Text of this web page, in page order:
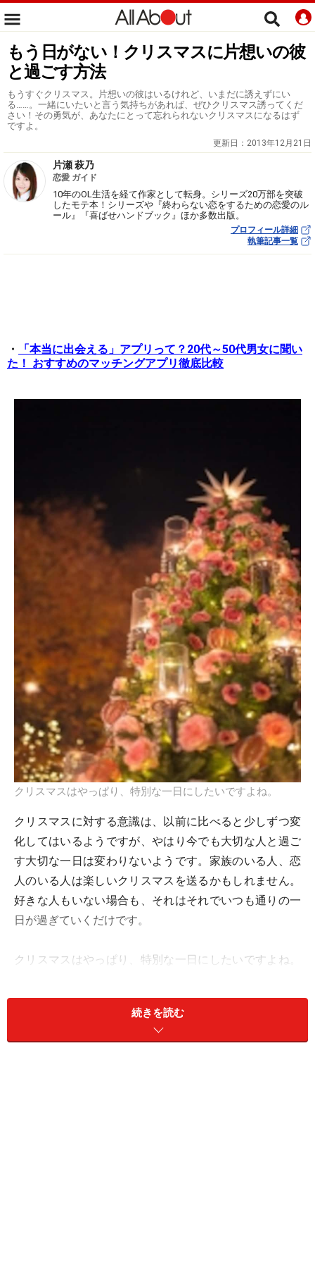
もう日がない！クリスマスに片想いの彼
と過ごす方法
もうすぐクリスマス。片想いの彼はいるけれど、いまだに誘えずにい
る……。一緒にいたいと言う気持ちがあれば、ぜひクリスマス誘ってくだ
さい！その勇気が、あなたにとって忘れられないクリスマスになるはず
ですよ。
更新日： 2013年12月21日
片瀬 萩乃
恋愛 ガイド
10年のOL生活を経て作家として転身。シリーズ20万部を突破
したモテ本！シリーズや『終わらない恋をするための恋愛のル
ール』『喜ばせハンドブック』ほか多数出版。
プロフィール詳細
執筆記事一覧
・
「本当に出会える」アプリって？20代～50代男女に聞い
た！ おすすめのマッチングアプリ徹底比較
クリスマスはやっぱり、特別な一日にしたいですよね。
クリスマスに対する意識は、以前に比べると少しずつ変
化してはいるようですが、やはり今でも大切な人と過ご
す大切な一日は変わりないようです。家族のいる人、恋
人のいる人は楽しいクリスマスを送るかもしれません。
好きな人もいない場合も、それはそれでいつも通りの一
日が過ぎていくだけです。
クリスマスはやっぱり、特別な一日にしたいですよね。
方。好きな人とクリスマスを過ごしたい！ でも、恋人同
士でもないのに一緒に過ごしてくれるのかな……と悩んで
しまいますよね。そこで今回は「もう日がない！」と焦
続きを読む